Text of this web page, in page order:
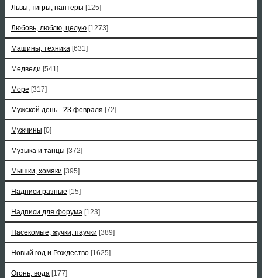
Львы, тигры, пантеры [125]
Любовь, люблю, целую [1273]
Машины, техника [631]
Медведи [541]
Море [317]
Мужской день - 23 февраля [72]
Мужчины [0]
Музыка и танцы [372]
Мышки, хомяки [395]
Надписи разные [15]
Надписи для форума [123]
Насекомые, жучки, паучки [389]
Новый год и Рождество [1625]
Огонь, вода [177]